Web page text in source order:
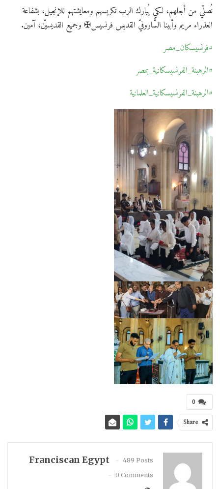
نُصلّي من أجلهم، لكي يُبارك الرب تكريسهم ومعايشتهم للإنجيل، بشفاعة
العذراء مريم وأبينا السَّاروفيّ القديس فرنسيس✠ وجميع القديسيّن، آمين.
#فرنسيسكان_مصر
#الرهبنة_الفرنسيسكانية_بمصر
#الرهبنة_الفرنسيسكانية_العلمانية
0
Share
Franciscan Egypt
489 Posts
0 Comments